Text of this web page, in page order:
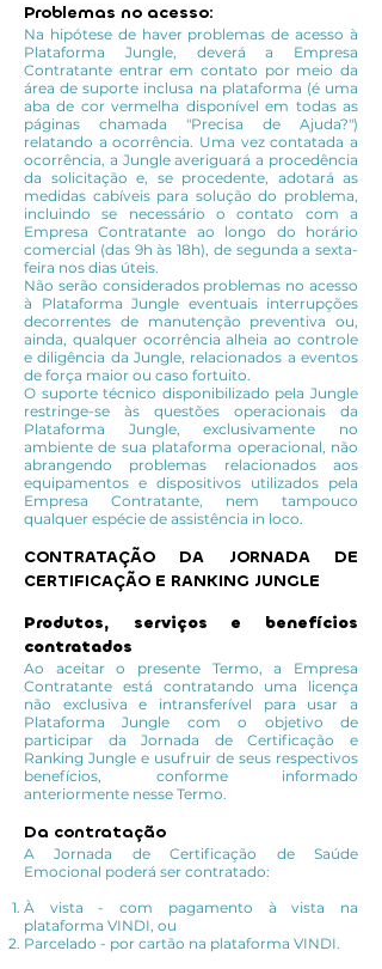
Problemas no acesso:
Na hipótese de haver problemas de acesso à
Plataforma Jungle, deverá a Empresa
Contratante entrar em contato por meio da
área de suporte inclusa na plataforma (é uma
aba de cor vermelha disponível em todas as
páginas chamada "Precisa de Ajuda?")
relatando a ocorrência. Uma vez contatada a
ocorrência, a Jungle averiguará a procedência
da solicitação e, se procedente, adotará as
medidas cabíveis para solução do problema,
incluindo se necessário o contato com a
Empresa Contratante ao longo do horário
comercial (das 9h às 18h), de segunda a sexta-
feira nos dias úteis.
Não serão considerados problemas no acesso
à Plataforma Jungle eventuais interrupções
decorrentes de manutenção preventiva ou,
ainda, qualquer ocorrência alheia ao controle
e diligência da Jungle, relacionados a eventos
de força maior ou caso fortuito.
O suporte técnico disponibilizado pela Jungle
restringe-se às questões operacionais da
Plataforma Jungle, exclusivamente no
ambiente de sua plataforma operacional, não
abrangendo problemas relacionados aos
equipamentos e dispositivos utilizados pela
Empresa Contratante, nem tampouco
qualquer espécie de assistência in loco.
CONTRATAÇÃO DA JORNADA DE
CERTIFICAÇÃO E RANKING JUNGLE
​​Produtos, serviços e benefícios
contratados
Ao aceitar o presente Termo, a Empresa
Contratante está contratando uma licença
não exclusiva e intransferível para usar a
Plataforma Jungle com o objetivo de
participar da Jornada de Certificação e
Ranking Jungle e usufruir de seus respectivos
benefícios, conforme informado
anteriormente nesse Termo.
Da contratação
A Jornada de Certificação de Saúde
Emocional poderá ser contratado:
À vista - com pagamento à vista na
plataforma VINDI, ou
Parcelado - por cartão na plataforma VINDI.